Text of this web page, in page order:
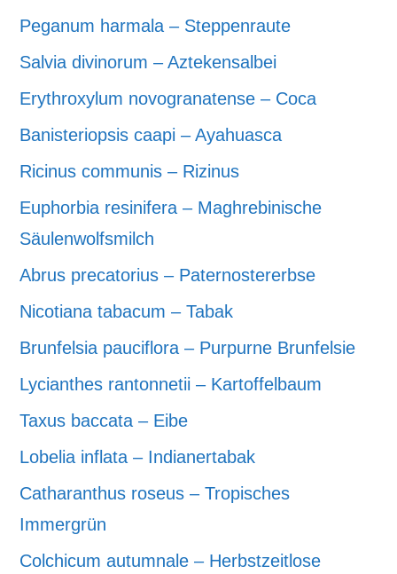
Peganum harmala – Steppenraute
Salvia divinorum – Aztekensalbei
Erythroxylum novogranatense – Coca
Banisteriopsis caapi – Ayahuasca
Ricinus communis – Rizinus
Euphorbia resinifera – Maghrebinische
Säulenwolfsmilch
Abrus precatorius – Paternostererbse
Nicotiana tabacum – Tabak
Brunfelsia pauciflora – Purpurne Brunfelsie
Lycianthes rantonnetii – Kartoffelbaum
Taxus baccata – Eibe
Lobelia inflata – Indianertabak
Catharanthus roseus – Tropisches
Immergrün
Colchicum autumnale – Herbstzeitlose